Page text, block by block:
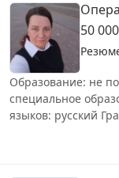
50
Образование: не
специальное
языков: русский